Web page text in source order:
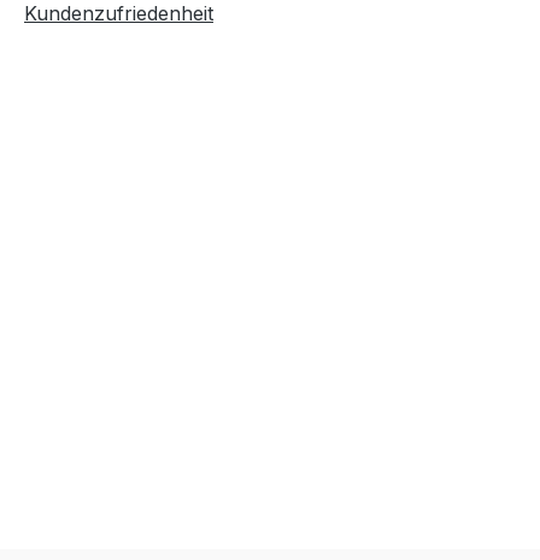
Kundenzufriedenheit